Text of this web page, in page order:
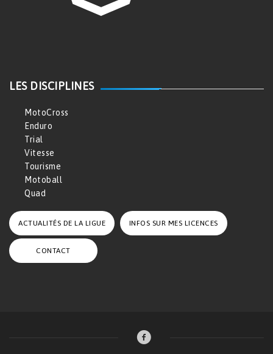
LES DISCIPLINES
MotoCross
Enduro
Trial
Vitesse
Tourisme
Motoball
Quad
ACTUALITÉS DE LA LIGUE INFOS SUR MES LICENCES
CONTACT